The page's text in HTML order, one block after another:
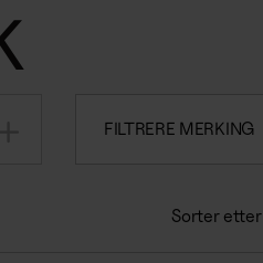
FILTRERE MERKING
Sorter etter